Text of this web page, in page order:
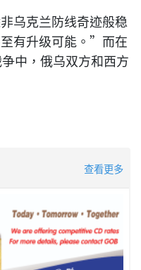
乌克兰防线奇迹般稳
有升级可能。”而在
中，俄乌双方和西方
查看更多